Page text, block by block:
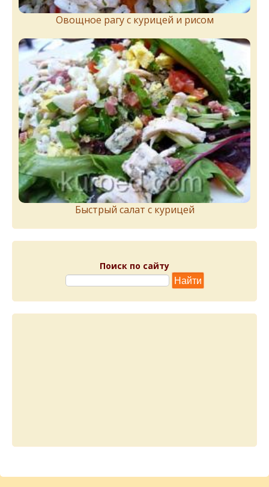
Овощное рагу с курицей и рисом
Быстрый салат с курицей
Поиск по сайту